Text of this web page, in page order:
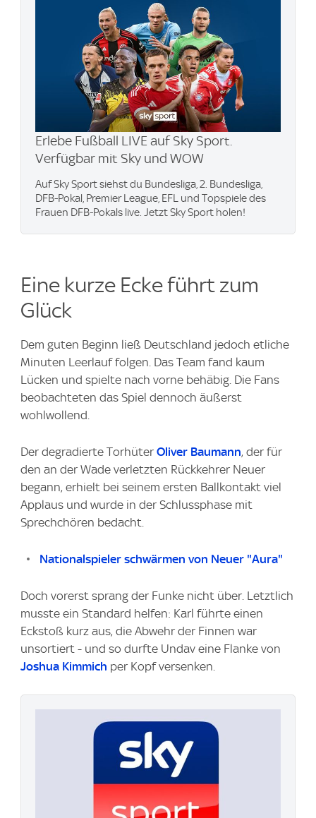
Erlebe Fußball LIVE auf Sky Sport.
Verfügbar mit Sky und WOW
Auf Sky Sport siehst du Bundesliga, 2. Bundesliga,
DFB-Pokal, Premier League, EFL und Topspiele des
Frauen DFB-Pokals live. Jetzt Sky Sport holen!
Eine kurze Ecke führt zum
Glück
Dem guten Beginn ließ Deutschland jedoch etliche
Minuten Leerlauf folgen. Das Team fand kaum
Lücken und spielte nach vorne behäbig. Die Fans
beobachteten das Spiel dennoch äußerst
wohlwollend.
Der degradierte Torhüter Oliver Baumann, der für
den an der Wade verletzten Rückkehrer Neuer
begann, erhielt bei seinem ersten Ballkontakt viel
Applaus und wurde in der Schlussphase mit
Sprechchören bedacht.
Nationalspieler schwärmen von Neuer "Aura"
Doch vorerst sprang der Funke nicht über. Letztlich
musste ein Standard helfen: Karl führte einen
Eckstoß kurz aus, die Abwehr der Finnen war
unsortiert - und so durfte Undav eine Flanke von
Joshua Kimmich per Kopf versenken.